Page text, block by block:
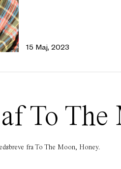
15 Maj, 2023
To
fra To The Moon, Honey.